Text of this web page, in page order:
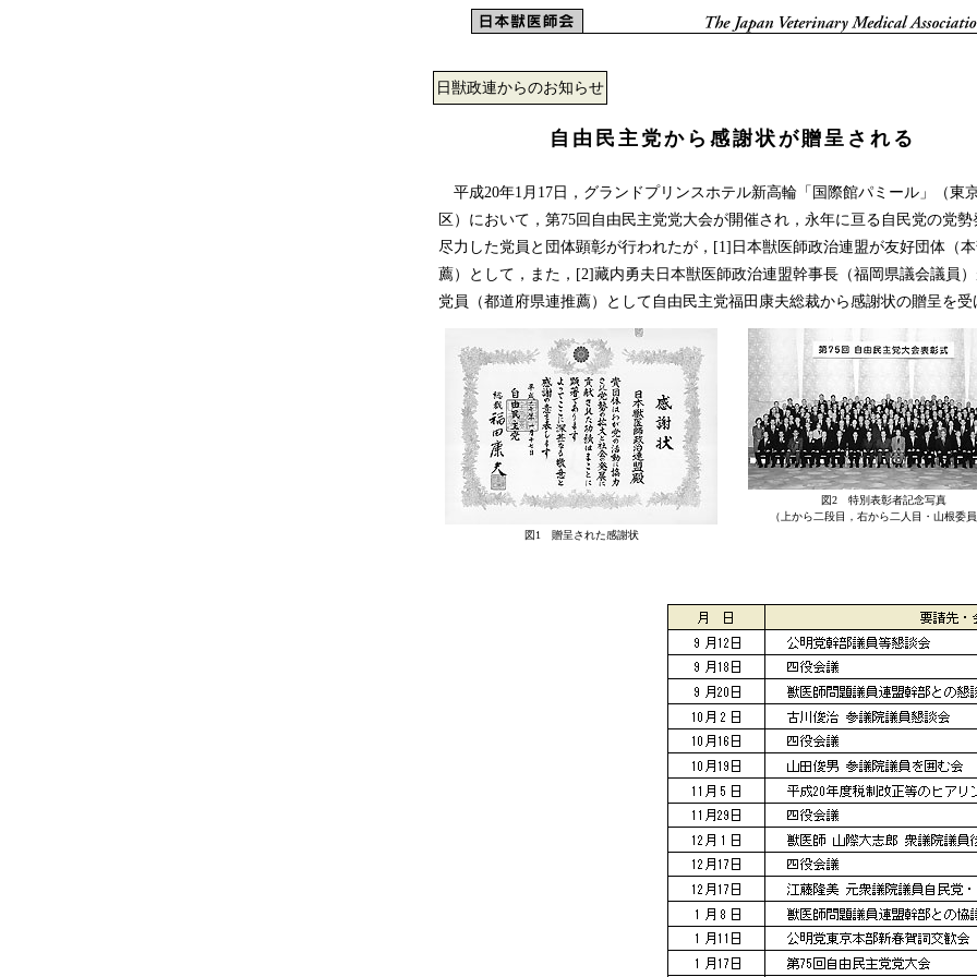
日獣政連からのお知らせ
自由民主党から感謝状が贈呈される
平成20年1月17日，グランドプリンスホテル新高輪「国際館パミール」（東
区）において，第75回自由民主党党大会が開催され，永年に亘る自民党の党勢
尽力した党員と団体顕彰が行われたが，[1]日本獣医師政治連盟が友好団体（
薦）として，また，[2]藏内勇夫日本獣医師政治連盟幹事長（福岡県議会議員
党員（都道府県連推薦）として自由民主党福田康夫総裁から感謝状の贈呈を受
図1 贈呈された感謝状
図2 特別表彰者記念写真
（上から二段目，右から二人目・山根委